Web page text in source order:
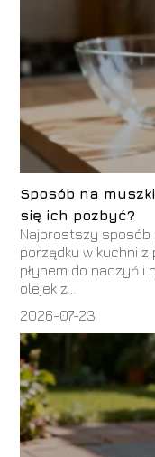
Sposób na
się ich pozbyć?
Najprostszy sposób
porządku w kuchni z
płynem do naczyń i
olejek z...
2026-07-23